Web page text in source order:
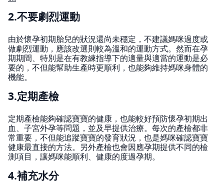
2.不要劇烈運動
由於懷孕初期胎兒的狀況還尚未穩定，不建議媽咪過度或
做劇烈運動，應該改選則較為溫和的運動方式。然而在孕
期期間、特別是在有教練指導下的適量與適當的運動是必
要的，不但能幫助生產時更順利，也能夠維持媽咪身體的
機能。
3.定期產檢
定期產檢能夠確認寶寶的健康，也能較好預防懷孕初期出
血、子宮外孕等問題，並及早提供治療。每次的產檢都非
常重要，不但能追蹤寶寶的發育狀況，也是媽咪確認寶寶
健康最直接的方法。另外產檢也會因應孕期提供不同的檢
測項目，讓媽咪能順利、健康的度過孕期。
4.補充水分